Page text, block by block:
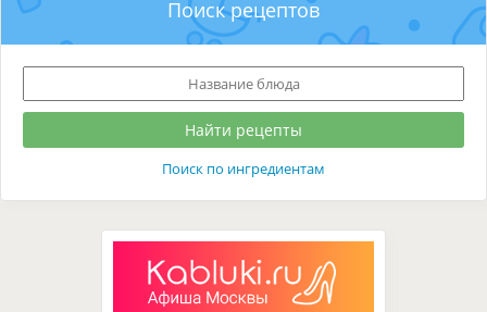
Поиск рецептов
Поиск по ингредиентам